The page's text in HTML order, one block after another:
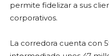
permite fidelizar a sus
corporativos.
La corredora cuenta con